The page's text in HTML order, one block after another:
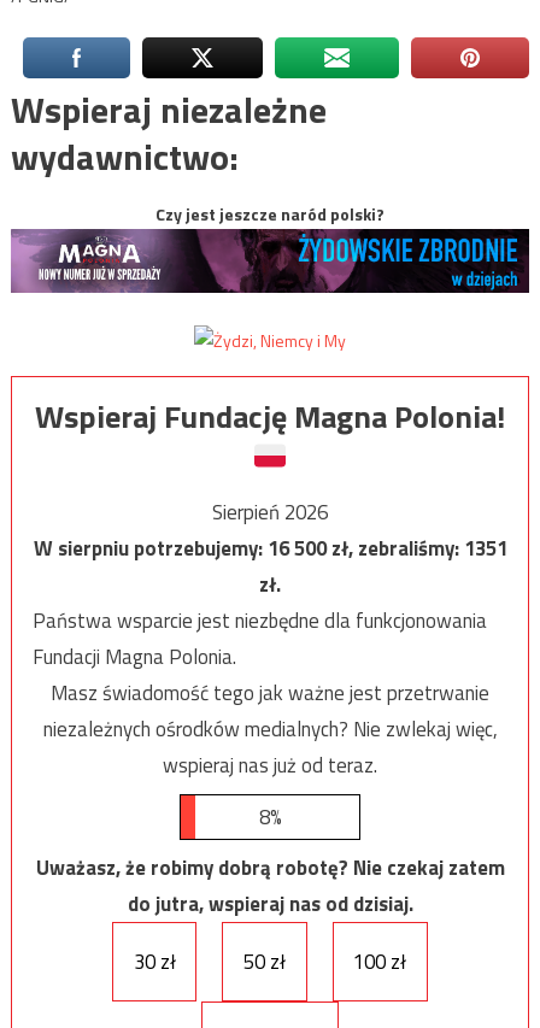
Wspieraj niezależne
wydawnictwo:
Czy jest jeszcze naród polski?
Wspieraj Fundację Magna Polonia!
Sierpień 2026
W sierpniu potrzebujemy:16 500zł, zebraliśmy:1351
zł.
Państwa wsparcie jest niezbędne dla funkcjonowania
Fundacji Magna Polonia.
Masz świadomość tego jak ważne jest przetrwanie
niezależnych ośrodków medialnych? Nie zwlekaj więc,
wspieraj nas już od teraz.
8%
Uważasz, że robimy dobrą robotę? Nie czekaj zatem
do jutra, wspieraj nas od dzisiaj.
30 zł
50 zł 100 zł